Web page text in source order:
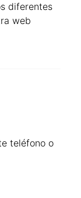
diferentes
web
teléfono o